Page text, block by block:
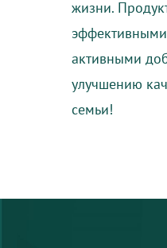
жизни.
активными
улучшению
семьи!